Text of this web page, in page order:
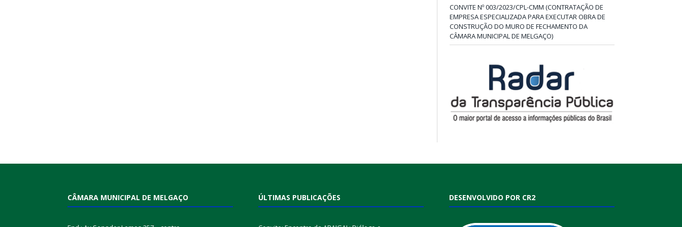
CONVITE Nº 003/2023/CPL-CMM (CONTRATAÇÃO DE
EMPRESA ESPECIALIZADA PARA EXECUTAR OBRA DE
CONSTRUÇÃO DO MURO DE FECHAMENTO DA
CÂMARA MUNICIPAL DE MELGAÇO)
CÂMARA MUNICIPAL DE MELGAÇO ÚLTIMAS PUBLICAÇÕES DESENVOLVIDO POR CR2